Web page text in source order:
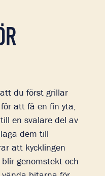
du först grillar
att få en fin yta,
en svalare del av
dem till
att kycklingen
genomstekt och